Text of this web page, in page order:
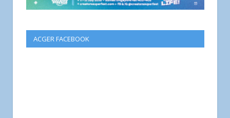
ACGER FACEBOOK